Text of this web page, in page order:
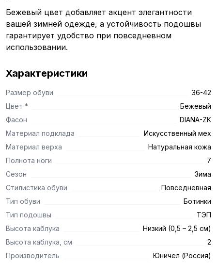
Бежевый цвет добавляет акцент элегантности
вашей зимней одежде, а устойчивость подошвы
гарантирует удобство при повседневном
использовании.
Характеристики
Размер обуви
36-42
Цвет *
Бежевый
Фасон
DIANA-ZK
Материал подклада
Искусственный мех
Материал верха
Натуральная кожа
Полнота ноги
7
Сезон
Зима
Стилистика обуви
Повседневная
Тип обуви
Ботинки
Тип подошвы
ТЭП
Высота каблука
Низкий (0,5 – 2,5 см)
Высота каблука, см
2
Производитель
Юничел (Россия)